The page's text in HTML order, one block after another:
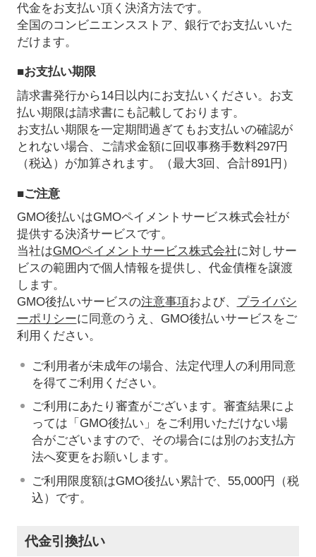
代金をお支払い頂く決済方法です。
全国のコンビニエンスストア、銀行でお支払いいた
だけます。
■お支払い期限
請求書発行から14日以内にお支払いください。お支
払い期限は請求書にも記載しております。
お支払い期限を一定期間過ぎてもお支払いの確認が
とれない場合、ご請求金額に回収事務手数料297円
（税込）が加算されます。（最大3回、合計891円）
■ご注意
GMO後払いはGMOペイメントサービス株式会社が
提供する決済サービスです。
当社はGMOペイメントサービス株式会社に対しサー
ビスの範囲内で個人情報を提供し、代金債権を譲渡
します。
GMO後払いサービスの注意事項および、 プライバシ
ーポリシーに同意のうえ、GMO後払いサービスをご
利用ください。
ご利用者が未成年の場合、法定代理人の利用同意
を得てご利用ください。
ご利用にあたり審査がございます。審査結果によ
っては「GMO後払い」をご利用いただけない場
合がございますので、その場合には別のお支払方
法へ変更をお願いします。
ご利用限度額はGMO後払い累計で、55,000円（税
込）です。
代金引換払い